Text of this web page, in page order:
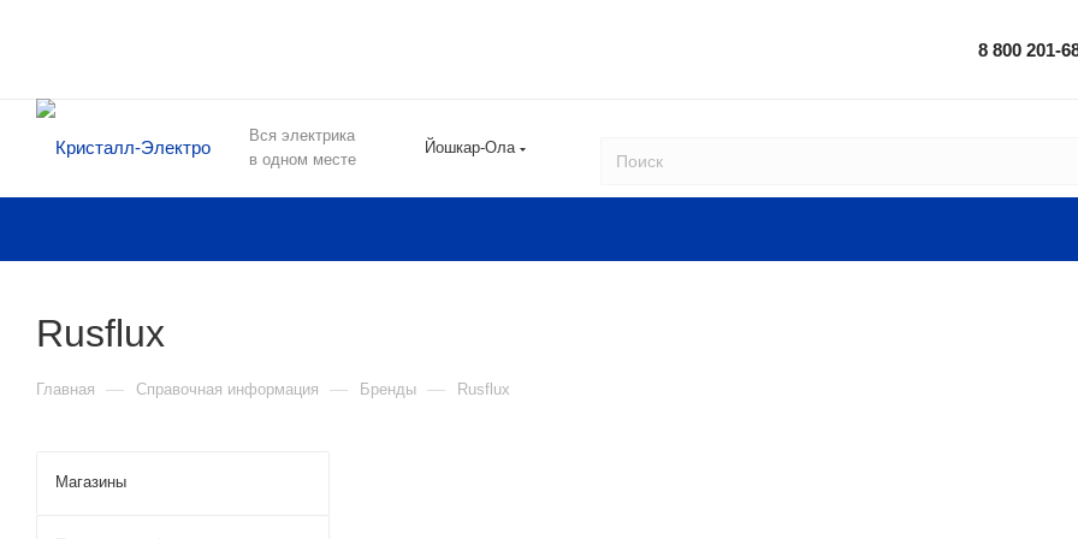
8 800 201-
Вся электрика
в одном месте
Йошкар-Ола
Rusflux
Главная — Справочная информация — Бренды — Rusflux
Магазины